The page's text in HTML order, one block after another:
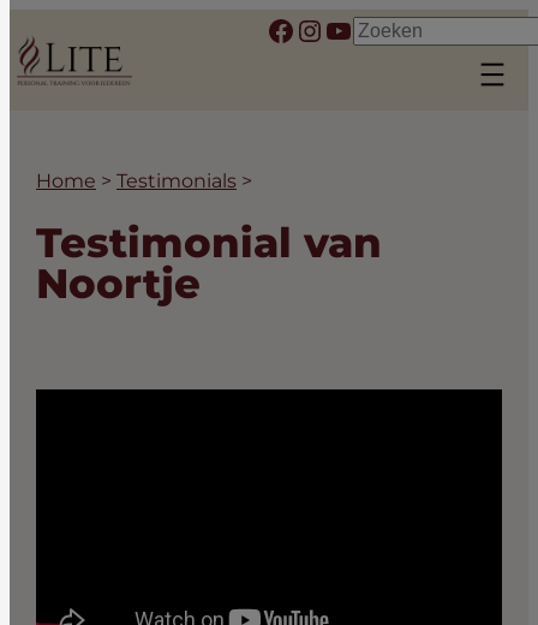
naar
de
Facebook
Instagram
YouTube
Zoeken
Home > Testimonials >
Testimonial van
Noortje